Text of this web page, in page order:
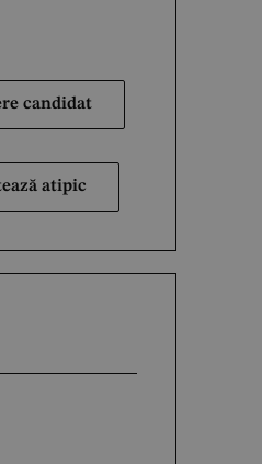
candidat
atipic